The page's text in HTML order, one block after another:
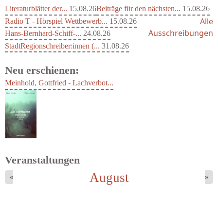
Literaturblätter der... 15.08.26Beiträge für den nächsten... 15.08.26
Radio T - Hörspiel Wettbewerb... 15.08.26
Hans-Bernhard-Schiff-... 24.08.26
StadtRegionschreiber:innen (... 31.08.26
Alle
Ausschreibungen
Neu erschienen:
Schnabel, Sigune und Philipp L´...
Meinhold, Gottfried - Lachverbot...
Veranstaltungen
August
« »